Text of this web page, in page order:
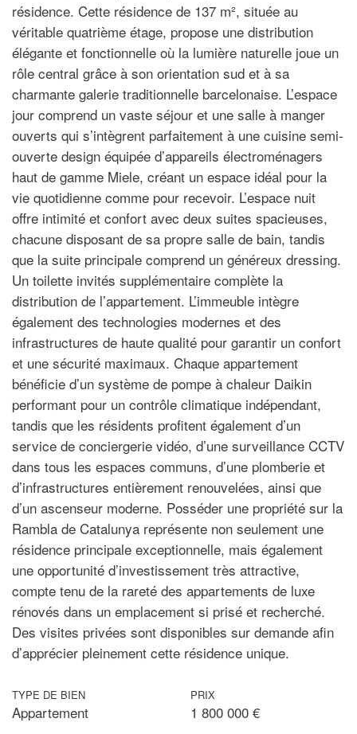
résidence. Cette résidence de 137 m², située au
véritable quatrième étage, propose une distribution
élégante et fonctionnelle où la lumière naturelle joue un
rôle central grâce à son orientation sud et à sa
charmante galerie traditionnelle barcelonaise. L’espace
jour comprend un vaste séjour et une salle à manger
ouverts qui s’intègrent parfaitement à une cuisine semi-
ouverte design équipée d’appareils électroménagers
haut de gamme Miele, créant un espace idéal pour la
vie quotidienne comme pour recevoir. L’espace nuit
offre intimité et confort avec deux suites spacieuses,
chacune disposant de sa propre salle de bain, tandis
que la suite principale comprend un généreux dressing.
Un toilette invités supplémentaire complète la
distribution de l’appartement. L’immeuble intègre
également des technologies modernes et des
infrastructures de haute qualité pour garantir un confort
et une sécurité maximaux. Chaque appartement
bénéficie d’un système de pompe à chaleur Daikin
performant pour un contrôle climatique indépendant,
tandis que les résidents profitent également d’un
service de conciergerie vidéo, d’une surveillance CCTV
dans tous les espaces communs, d’une plomberie et
d’infrastructures entièrement renouvelées, ainsi que
d’un ascenseur moderne. Posséder une propriété sur la
Rambla de Catalunya représente non seulement une
résidence principale exceptionnelle, mais également
une opportunité d’investissement très attractive,
compte tenu de la rareté des appartements de luxe
rénovés dans un emplacement si prisé et recherché.
Des visites privées sont disponibles sur demande afin
d’apprécier pleinement cette résidence unique.
TYPE DE BIEN
Appartement
PRIX
1 800 000 €